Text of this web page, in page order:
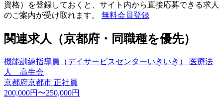
資格）を登録しておくと、サイト内から直接応募できる求人
のご案内が受け取れます。 無料会員登録
関連求人（京都府・同職種を優先）
機能訓練指導員（デイサービスセンターいきいき） 医療法
人 高生会
京都府京都市 正社員
200,000円〜250,000円